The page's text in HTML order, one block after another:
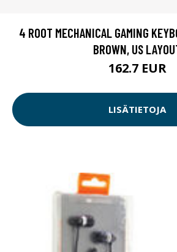
4 ROOT MECHANICAL GAMING
BROWN, US
162.7 EUR
LISÄTIETOJA